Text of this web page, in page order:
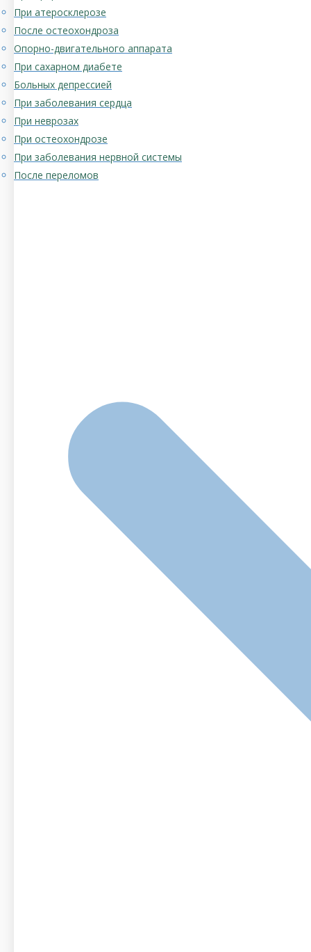
При атеросклерозе
После остеохондроза
Опорно-двигательного аппарата
При сахарном диабете
Больных депрессией
При заболевания сердца
При неврозах
При остеохондрозе
При заболевания нервной системы
После переломов